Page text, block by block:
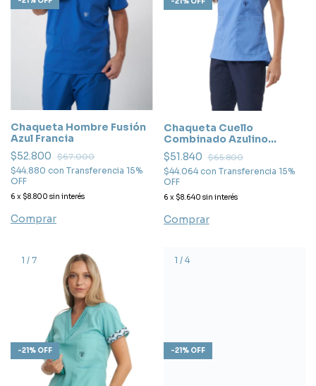
Chaqueta Hombre Fusión
Azul Francia
$52.800
$67.000
$44.880 con Transferencia 15%
OFF
6 x $8.800 sin interés
Comprar
Chaqueta Cuello
Combinado Azulino
Beethoven
$51.840 $65.800
$44.064 con Transferencia 15%
OFF
6 x $8.640 sin interés
Comprar
1 / 7
-21 % OFF
1 / 4
-21% OFF